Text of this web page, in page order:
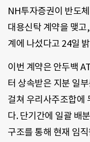
NH투자증권이 반도
대용신탁 계약을 맺
계에 나섰다고 24일
이번 계약은 안두백
터 상속받은 지분 일
걸쳐 우리사주조합에
다. 단기간에 일괄 배
구조를 통해 현재 임